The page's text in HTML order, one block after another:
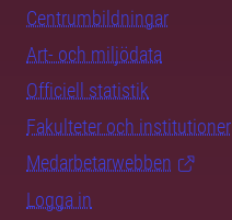
Centrumbildningar
Art- och miljödata
Officiell statistik
Fakulteter och institutioner
Medarbetarwebben
Logga in